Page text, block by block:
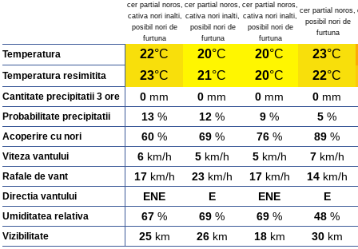
cer partial noros,
cativa nori inalti,
posibil nori de
furtuna
cer partial noros,
cativa nori inalti,
posibil nori de
furtuna
cer partial noros,
cativa nori inalti,
posibil nori de
furtuna
cer partial noros,
posibil nori de
furtuna
Temperatura 22°C 20°C 20°C 23°C
Temperatura resimitita 23°C 21°C 20°C 22°C
Cantitate precipitatii 3 ore 0 mm 0 mm 0 mm 0 mm
Probabilitate precipitatii 13 % 12 % 9 % 5 %
Acoperire cu nori 60 % 69 % 76 % 89 %
Viteza vantului 6km/h 5km/h 5km/h 7km/h
Rafale de vant 17km/h 23km/h 17km/h 14km/h
Directia vantului ENE E ENE E
Umiditatea relativa 67 % 69 % 69 % 48 %
Vizibilitate 25km 26km 18km 30km